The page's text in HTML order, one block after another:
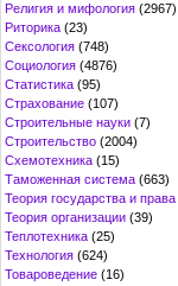
Религия и мифология (2967)
Риторика (23)
Сексология (748)
Социология (4876)
Статистика (95)
Страхование (107)
Строительные науки (7)
Строительство (2004)
Схемотехника (15)
Таможенная система (663)
Теория государства и права
Теория организации (39)
Теплотехника (25)
Технология (624)
Товароведение (16)